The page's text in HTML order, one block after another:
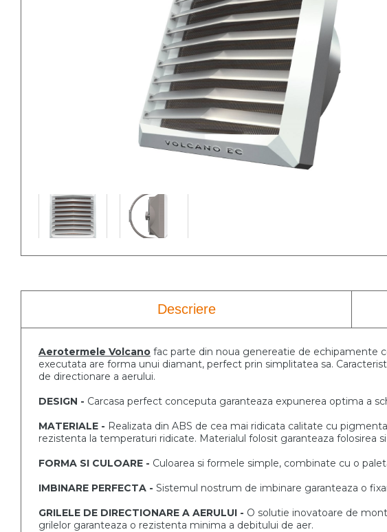
Ventiloconvectoare
tip pardoseală-tavan
Ventiloconvectoare
tip consolă
Ventiloconvectoare
de perete
Ventiloconvectoare
tip casetă
Descriere
Aerotermele Volcano fac parte din noua genereatie de echipamente
executata are forma unui diamant, perfect prin simplitatea sa.
de directionare a aerului.
DESIGN - Carcasa perfect conceputa garanteaza expunerea optima a
MATERIALE - Realizata din ABS de cea mai ridicata calitate cu
rezistenta la temperaturi ridicate. Materialul folosit garanteaza folosirea
FORMA SI CULOARE - Culoarea si formele simple, combinate cu o
IMBINARE PERFECTA - Sistemul nostrum de imbinare garanteaza o
GRILELE DE DIRECTIONARE A AERULUI - O solutie inovatoare de
grilelor garanteaza o rezistenta minima a debitului de aer.